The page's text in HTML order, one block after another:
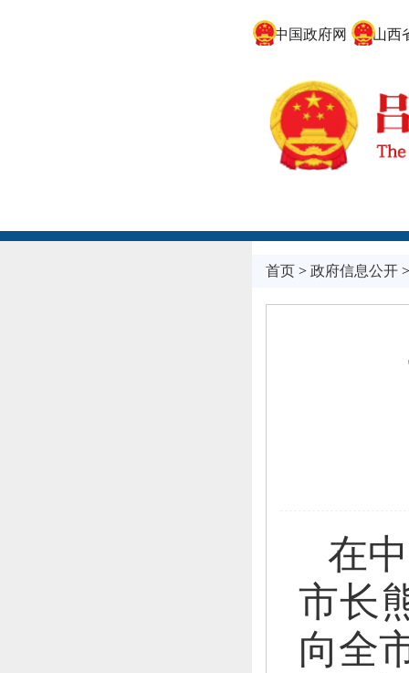
中国政府网 山西省
首页> 政府信息公开
在
市长
向全